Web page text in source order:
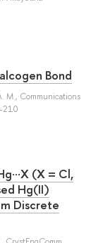
Bond
M., Communications
(X = Cl,
Hg(II)
Discrete